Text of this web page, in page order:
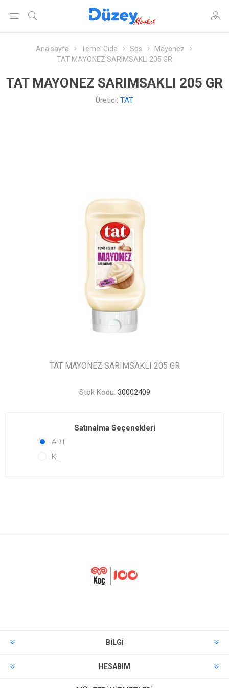
Ana sayfa Temel Gıda Sos
Mayonez
TAT MAYONEZ SARIMSAKLI 205 GR
TAT MAYONEZ SARIMSAKLI 205 GR
Üretici: TAT
TAT MAYONEZ SARIMSAKLI 205 GR
Stok Kodu: 30002409
Satınalma Seçenekleri
ADT
KL
BILGI
HESABIM